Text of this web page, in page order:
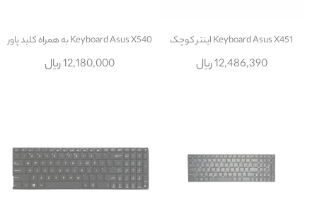
Keyboard Asus X451 اينتر کوچک
12,486,390 ریال
Keyboard Asus X540 به همراه کليد پاور
12,180,000 ریال